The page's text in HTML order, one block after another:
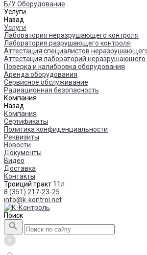
Б/У Оборудование
Услуги
Назад
Услуги
Лаборатория неразрушающего контроля
Лаборатория разрушающего контроля
Аттестация специалистов
Аттестация лабораторий неразрушающего
Поверка и калибровка оборудования
Аренда оборудования
Сервисное обслуживание
Радиационная безопасность
Компания
Назад
Компания
Сертификаты
Политика конфиденциальности
Реквизиты
Новости
Документы
Видео
Доставка
Контакты
Троиций тракт 11л
8 (351) 217-23-25
info@k-kontrol.net
Поиск